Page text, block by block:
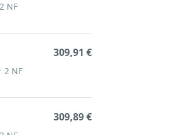
NF
2 NF
309,91 €
309,89 €